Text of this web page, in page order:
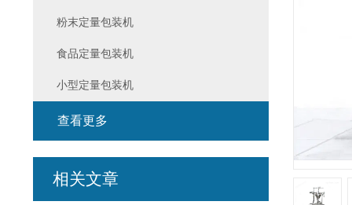
粉末定量包装机
食品定量包装机
小型定量包装机
查看更多
相关文章